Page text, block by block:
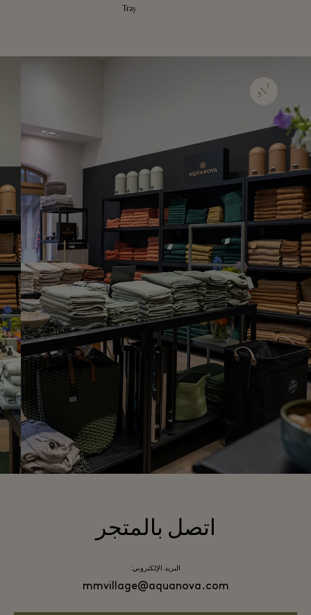
Tray
1
5
اتصل بالمتجر
البريد الإلكتروني:
mmvillage@aquanova.com